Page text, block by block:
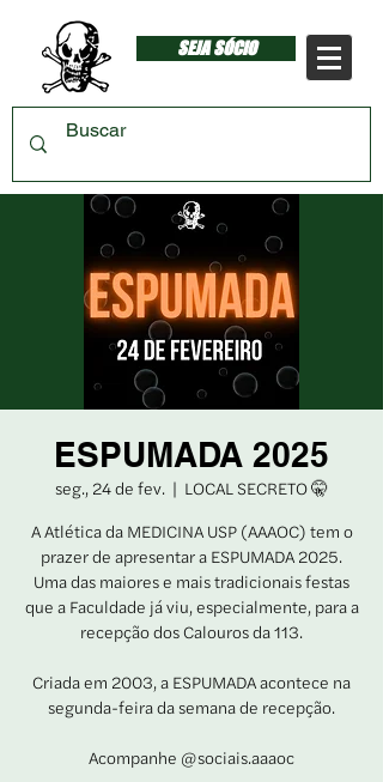
SEJA SÓCIO
ESPUMADA 2025
seg., 24 de fev.
  |
LOCAL SECRETO 🤫
A Atlética da MEDICINA USP (AAAOC) tem o
prazer de apresentar a ESPUMADA 2025.
Uma das maiores e mais tradicionais festas
que a Faculdade já viu, especialmente, para a
recepção dos Calouros da 113.
Criada em 2003, a ESPUMADA acontece na
segunda-feira da semana de recepção.
Acompanhe @sociais.aaaoc